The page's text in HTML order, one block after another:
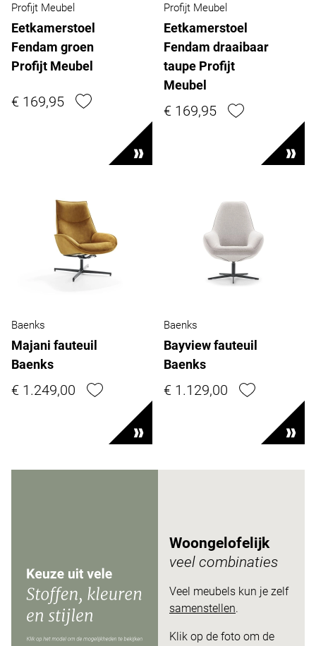
Profijt Meubel
Eetkamerstoel
Fendam groen
Profijt Meubel
€ 169,95
Profijt Meubel
Eetkamerstoel
Fendam draaibaar
taupe Profijt
Meubel
€ 169,95
Baenks
Majani fauteuil
Baenks
€ 1.249,00
Baenks
Bayview fauteuil
Baenks
€ 1.129,00
Woongelofelijk
veel combinaties
Veel meubels kun je zelf
samenstellen.
Klik op de foto om de